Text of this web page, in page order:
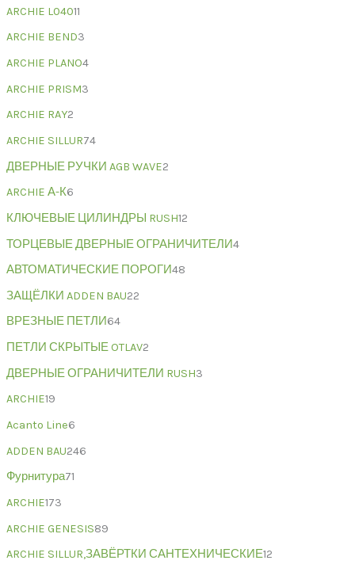
ARCHIE L04011
ARCHIE BEND3
ARCHIE PLANO4
ARCHIE PRISM3
ARCHIE RAY2
ARCHIE SILLUR74
ДВЕРНЫЕ РУЧКИ AGB WAVE2
ARCHIE А-К6
КЛЮЧЕВЫЕ ЦИЛИНДРЫ RUSH12
ТОРЦЕВЫЕ ДВЕРНЫЕ ОГРАНИЧИТЕЛИ4
АВТОМАТИЧЕСКИЕ ПОРОГИ48
ЗАЩЁЛКИ ADDEN BAU22
ВРЕЗНЫЕ ПЕТЛИ64
ПЕТЛИ СКРЫТЫЕ OTLAV2
ДВЕРНЫЕ ОГРАНИЧИТЕЛИ RUSH3
ARCHIE19
Acanto Line6
ADDEN BAU246
Фурнитура71
ARCHIE173
ARCHIE GENESIS89
ARCHIE SILLUR,ЗАВЁРТКИ САНТЕХНИЧЕСКИЕ12